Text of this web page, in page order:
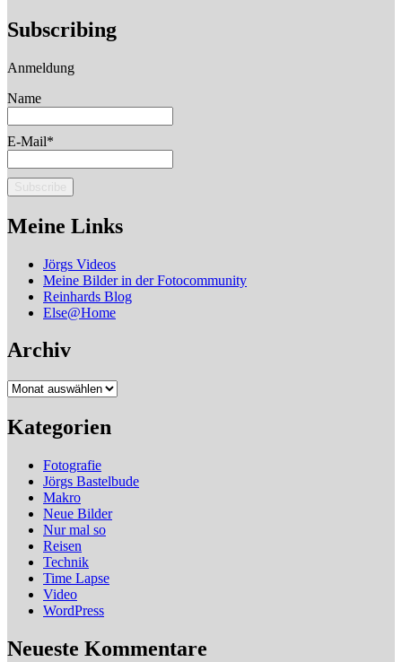
Subscribing
Anmeldung
Name
E-Mail*
Meine Links
Jörgs Videos
Meine Bilder in der Fotocommunity
Reinhards Blog
Else@Home
Archiv
Archiv
Kategorien
Fotografie
Jörgs Bastelbude
Makro
Neue Bilder
Nur mal so
Reisen
Technik
Time Lapse
Video
WordPress
Neueste Kommentare